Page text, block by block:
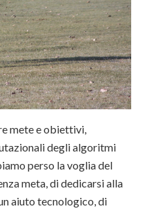
mete e obiettivi,
degli algoritmi
perso la voglia del
meta, di dedicarsi alla
aiuto tecnologico, di